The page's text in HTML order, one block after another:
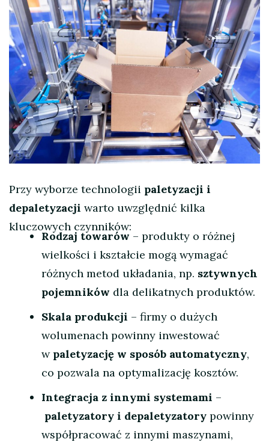
Przy wyborze technologii paletyzacji i
depaletyzacji warto uwzględnić kilka
kluczowych czynników:
Rodzaj towarów – produkty o różnej
wielkości i kształcie mogą wymagać
różnych metod układania, np. sztywnych
pojemników dla delikatnych produktów.
Skala produkcji – firmy o dużych
wolumenach powinny inwestować
w paletyzację w sposób automatyczny,
co pozwala na optymalizację kosztów.
Integracja z innymi systemami –
paletyzatory i depaletyzatory powinny
współpracować z innymi maszynami,